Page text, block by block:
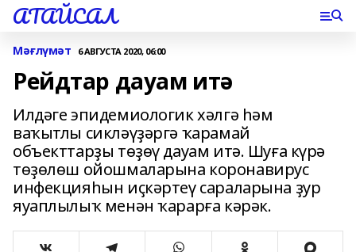
АТАЙСАЛ
Мәғлүмәт 6 АВГУСТА 2020, 06:00
Рейдтар дауам итә
Илдәге эпидемиологик хәлгә һәм
ваҡытлы сикләүҙәргә ҡарамай
объекттарҙы төҙөү дауам итә. Шуға күрә
төҙөлөш ойошмаларына коронавирус
инфекцияһын иҫкәртеү сараларына ҙур
яуаплылыҡ менән ҡарарға кәрәк.